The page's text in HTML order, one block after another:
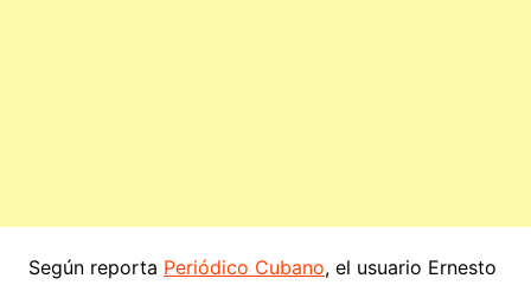
Según reporta Periódico Cubano, el usuario Ernesto